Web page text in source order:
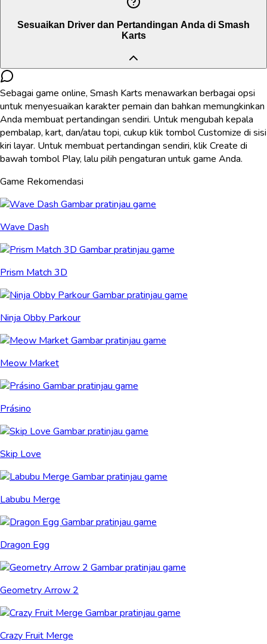
Sesuaikan Driver dan Pertandingan Anda di Smash
Karts
Sebagai game online, Smash Karts menawarkan berbagai opsi
untuk menyesuaikan karakter pemain dan bahkan memungkinkan
Anda membuat pertandingan sendiri. Untuk mengubah kepala
pembalap, kart, dan/atau topi, cukup klik tombol Customize di sisi
kiri layar. Untuk membuat pertandingan sendiri, klik Create di
bawah tombol Play, lalu pilih pengaturan untuk game Anda.
Game Rekomendasi
Wave Dash
Prism Match 3D
Ninja Obby Parkour
Meow Market
Prásino
Skip Love
Labubu Merge
Dragon Egg
Geometry Arrow 2
Crazy Fruit Merge